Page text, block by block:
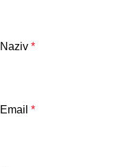
Naziv *
Email *